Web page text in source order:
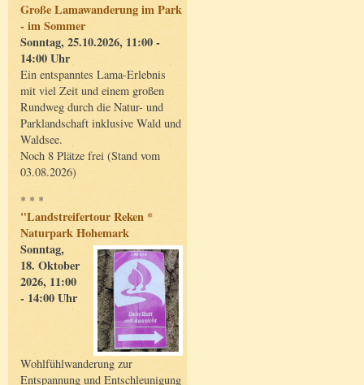
Große Lamawanderung im Park
- im Sommer
Sonntag, 25.10.2026, 11:00 -
14:00 Uhr
Ein entspanntes Lama-Erlebnis
mit viel Zeit und einem großen
Rundweg durch die Natur- und
Parklandschaft inklusive Wald und
Waldsee.
Noch 8 Plätze frei (Stand vom
03.08.2026)
* * *
"Landstreifertour Reken *
Naturpark Hohemark
Sonntag,
18. Oktober
2026, 11:00
- 14:00 Uhr
Wohlfühlwanderung zur
Entspannung und Entschleunigung